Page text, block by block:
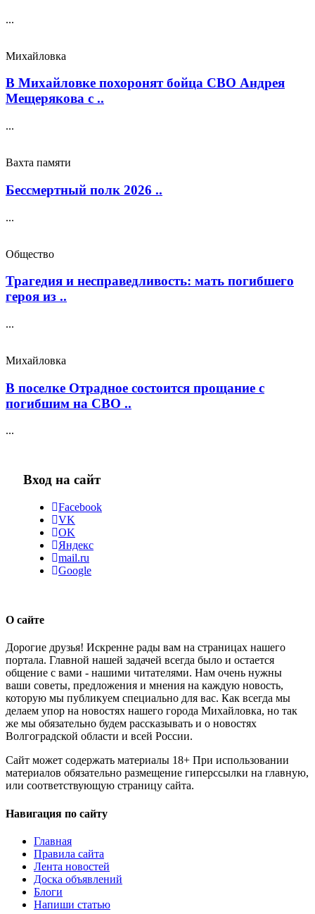
...
Михайловка
В Михайловке похоронят бойца СВО Андрея
Мещерякова с ..
...
Вахта памяти
Бессмертный полк 2026 ..
...
Общество
Трагедия и несправедливость: мать погибшего
героя из ..
...
Михайловка
В поселке Отрадное состоится прощание с
погибшим на СВО ..
...
Вход на сайт
Facebook
VK
OK
Яндекс
mail.ru
Google
О сайте
Дорогие друзья! Искренне рады вам на страницах нашего
портала. Главной нашей задачей всегда было и остается
общение с вами - нашими читателями. Нам очень нужны
ваши советы, предложения и мнения на каждую новость,
которую мы публикуем специально для вас. Как всегда мы
делаем упор на новостях нашего города Михайловка, но так
же мы обязательно будем рассказывать и о новостях
Волгоградской области и всей России.
Сайт может содержать материалы 18+ При использовании
материалов обязательно размещение гиперссылки на главную,
или соответствующую страницу сайта.
Навигация по сайту
Главная
Правила сайта
Лента новостей
Доска объявлений
Блоги
Напиши статью